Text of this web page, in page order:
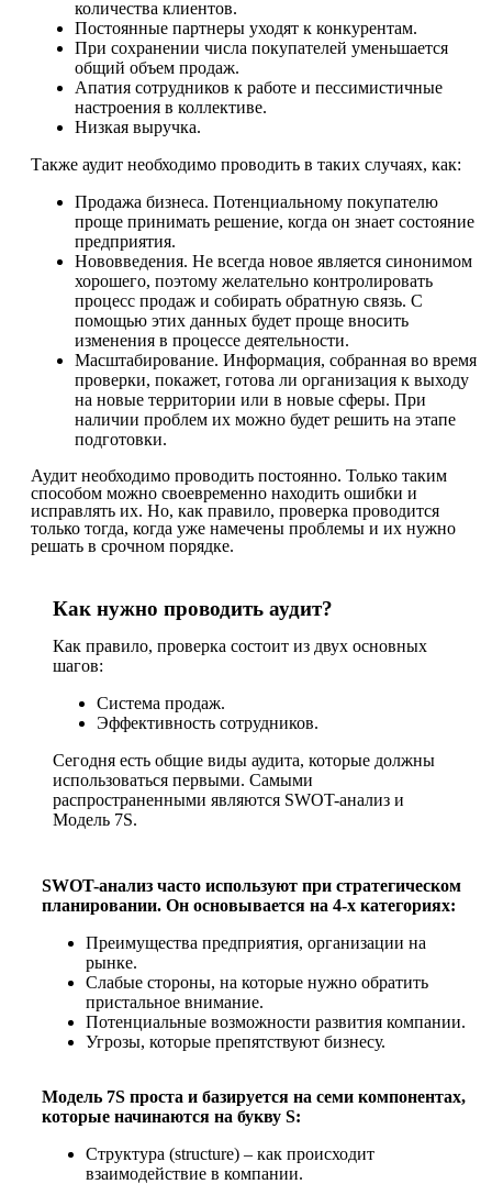
количества клиентов.
Постоянные партнеры уходят к конкурентам.
При сохранении числа покупателей уменьшается
общий объем продаж.
Апатия сотрудников к работе и пессимистичные
настроения в коллективе.
Низкая выручка.
Также аудит необходимо проводить в таких случаях, как:
Продажа бизнеса. Потенциальному покупателю
проще принимать решение, когда он знает состояние
предприятия.
Нововведения. Не всегда новое является синонимом
хорошего, поэтому желательно контролировать
процесс продаж и собирать обратную связь. С
помощью этих данных будет проще вносить
изменения в процессе деятельности.
Масштабирование. Информация, собранная во время
проверки, покажет, готова ли организация к выходу
на новые территории или в новые сферы. При
наличии проблем их можно будет решить на этапе
подготовки.
Аудит необходимо проводить постоянно. Только таким
способом можно своевременно находить ошибки и
исправлять их. Но, как правило, проверка проводится
только тогда, когда уже намечены проблемы и их нужно
решать в срочном порядке.
Как нужно проводить аудит?
Как правило, проверка состоит из двух основных
шагов:
Система продаж.
Эффективность сотрудников.
Сегодня есть общие виды аудита, которые должны
использоваться первыми. Самыми
распространенными являются SWOT-анализ и
Модель 7S.
SWOT-анализ часто используют при стратегическом
планировании. Он основывается на 4-х категориях:
Преимущества предприятия, организации на
рынке.
Слабые стороны, на которые нужно обратить
пристальное внимание.
Потенциальные возможности развития компании.
Угрозы, которые препятствуют бизнесу.
Модель 7S проста и базируется на семи компонентах,
которые начинаются на букву S:
Структура (structure) – как происходит
взаимодействие в компании.